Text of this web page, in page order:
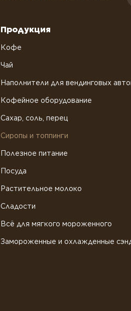
Продукция
Кофе
Чай
Наполнители для вендинговых
Кофейное оборудование
Сахар, соль, перец
Сиропы и топпинги
Полезное питание
Посуда
Растительное молоко
Сладости
Всё для мягкого мороженного
Замороженные и охлажденные